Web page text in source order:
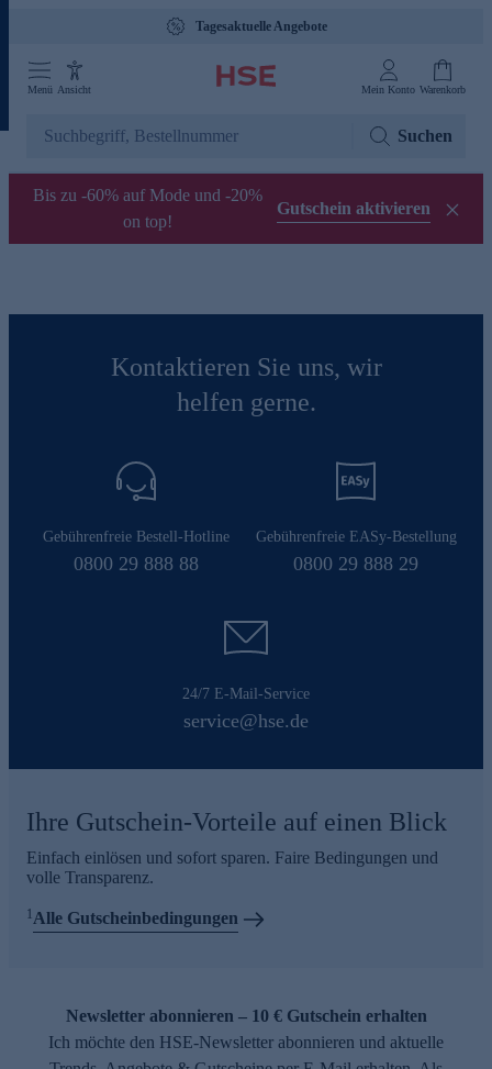
Tagesaktuelle Angebote
Menü Ansicht Mein Konto Warenkorb
Suchen
Bis zu -60% auf Mode und -20%
on top!
Gutschein aktivieren
Kontaktieren Sie uns, wir
helfen gerne.
Gebührenfreie Bestell-Hotline
0800 29 888 88
Gebührenfreie EASy-Bestellung
0800 29 888 29
24/7 E-Mail-Service
service@hse.de
Ihre Gutschein-Vorteile auf einen Blick
Einfach einlösen und sofort sparen. Faire Bedingungen und
volle Transparenz.
1Alle Gutscheinbedingungen
Newsletter abonnieren – 10 € Gutschein erhalten
Ich möchte den HSE-Newsletter abonnieren und aktuelle